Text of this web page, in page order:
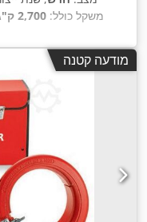
משקל כולל: 2,700 ק"ג
1,000 ק"ג4x4 , מתלה:אחר,
מצב הצמיגים:
,
יורו 5
בקרת שיוט,
הגלגלים, מחשב
מודעה קטנה